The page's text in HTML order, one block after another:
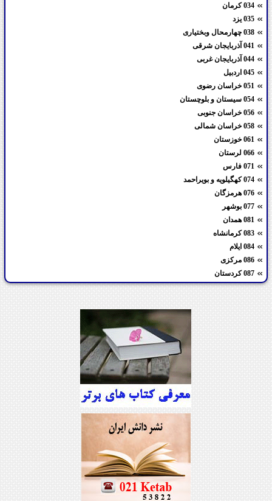
034 کرمان
035 یزد
038 چهارمحال وبختیاری
041 آذربایجان شرقی
044 آذربایجان غربی
045 اردبیل
051 خراسان رضوی
054 سیستان و بلوچستان
056 خراسان جنوبی
058 خراسان شمالی
061 خوزستان
066 لرستان
071 فارس
074 کهگیلویه و بویراحمد
076 هرمزگان
077 بوشهر
081 همدان
083 کرمانشاه
084 ایلام
086 مرکزی
087 کردستان